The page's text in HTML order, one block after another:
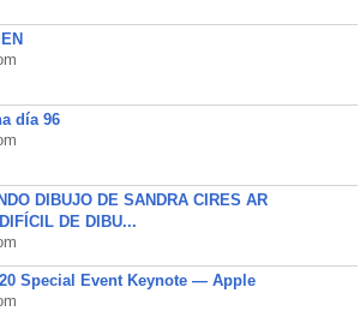
día 96
DIBUJO DE SANDRA CIRES AR
DE DIBU...
Special Event Keynote — Apple